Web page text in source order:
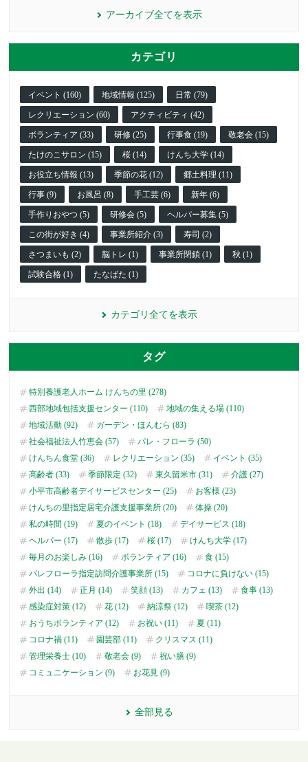
アーカイブ全てを表示
カテゴリ
イベント (160) 地域情報 (125) 日常 (79)
レクリエーション (60) アクティビティ (42)
ボランティア (33) 研修 (25) 行事食 (19) 敬老会 (15)
たけのこサロン (15) 桜 (14) けんち大学 (14)
お役立ち情報 (13) 季節の花 (12) 郷土料理 (11)
行事 (9) お風呂 (8) 手工芸 (6) 新年 (6)
手作りおやつ (5) 研修会 (5) ヘルパー募集 (5)
この街が好き (4) 事業所紹介 (3) 寿司 (2)
さつまいも (2) 脳トレ (1) 事業所閉鎖 (1) 秋 (1)
試験合格 (1) たなばた (1)
カテゴリ全てを表示
タグ
特別養護老人ホーム けんちの里 (278)
西部地域包括支援センター (110)
地域の集える場 (110)
地域活動 (92)
ガーデン・ほんむら (83)
社会福祉法人竹恵会 (57)
パレ・フローラ (50)
けんちん食堂 (36)
レクリエーション (35)
イベント (35)
高齢者 (33)
季節限定 (32) 東久留米市 (31)
介護 (27)
小平市高齢者デイサービスセンター (25)
お客様 (23)
けんちの里指定居宅介護支援事業所 (20)
体操 (20)
私の時間 (19)
夏のイベント (18)
デイサービス (18)
ヘルパー (17)
散歩 (17) 桜 (17)
けんち大学 (17)
毎月のお楽しみ (16)
ボランティア (16)
食 (15)
パレフローラ指定訪問介護事業所 (15)
コロナに負けない (15)
外出 (14)
正月 (14) 笑顔 (13) カフェ (13)
食事 (13)
感染症対策 (12)
花 (12) 納涼祭 (12)
喫茶 (12)
おうちボランティア (12)
お祝い (11)
夏 (11)
コロナ禍 (11)
園芸部 (11)
クリスマス (11)
管理栄養士 (10)
敬老会 (9)
祝い膳 (9)
コミュニケーション (9)
お花見 (9)
全部見る